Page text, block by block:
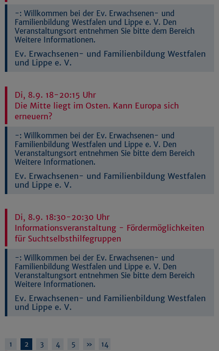
-: Willkommen bei der Ev. Erwachsenen- und
Familienbildung Westfalen und Lippe e. V. Den
Veranstaltungsort entnehmen Sie bitte dem Bereich
Weitere Informationen.
Ev. Erwachsenen- und Familienbildung Westfalen
und Lippe e. V.
Di, 8.9. 18-20:15 Uhr
Die Mitte liegt im Osten. Kann Europa sich
erneuern?
-: Willkommen bei der Ev. Erwachsenen- und
Familienbildung Westfalen und Lippe e. V. Den
Veranstaltungsort entnehmen Sie bitte dem Bereich
Weitere Informationen.
Ev. Erwachsenen- und Familienbildung Westfalen
und Lippe e. V.
Di, 8.9. 18:30-20:30 Uhr
Informationsveranstaltung - Fördermöglichkeiten
für Suchtselbsthilfegruppen
-: Willkommen bei der Ev. Erwachsenen- und
Familienbildung Westfalen und Lippe e. V. Den
Veranstaltungsort entnehmen Sie bitte dem Bereich
Weitere Informationen.
Ev. Erwachsenen- und Familienbildung Westfalen
und Lippe e. V.
1 2 3 4 5 » 14